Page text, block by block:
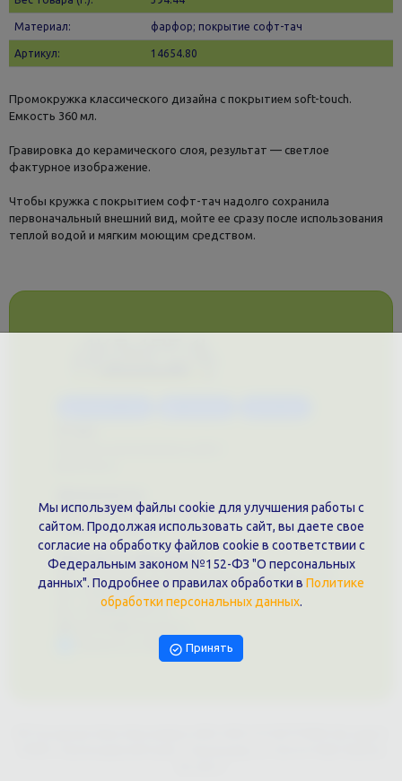
Материал: фарфор; покрытие софт-тач
Артикул: 14654.80
Промокружка классического дизайна с покрытием soft-touch.
Емкость 360 мл.
Гравировка до керамического слоя, результат — светлое
фактурное изображение.
Чтобы кружка с покрытием софт-тач надолго сохранила
первоначальный внешний вид, мойте ее сразу после использования
теплой водой и мягким моющим средством.
Политика обработки персональных данных
Публичная оферта
Контакты филиала
г. Краснодар, ул. Шоссе Нефтяников, 28, оф. 51
+7 (861)202-09-02
+7 (909)466-00-16
Написать в Telegram
Мы используем файлы cookie для улучшения работы с
сайтом. Продолжая использовать сайт, вы даете свое
согласие на обработку файлов cookie в соответствии с
Федеральным законом №152-ФЗ "О персональных
данных". Подробнее о правилах обработки в Политике
обработки персональных данных.
Принять